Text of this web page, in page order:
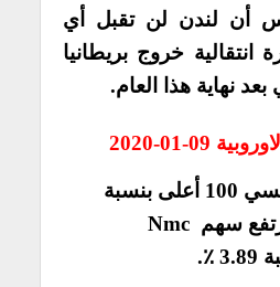
أن لندن لن تقبل أي
انتقالية خروج بريطانيا
بعد نهاية هذا العام.
09-01-2020
افتتح مؤشر فوتسي 100 أعلى بنسبة
0.14 ٪ ، حيث ارتفع سهم Nmc